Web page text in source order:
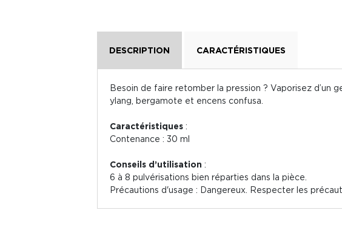
DESCRIPTION CARACTÉRISTIQUES
Besoin de faire retomber la pression ? Vaporisez d’un
ylang, bergamote et encens confusa.
Caractéristiques :
Contenance : 30 ml
Conseils d’utilisation :
6 à 8 pulvérisations bien réparties dans la pièce.
Précautions d'usage : Dangereux. Respecter les